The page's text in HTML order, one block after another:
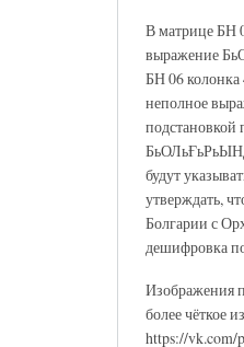
В матрице БН
выражение
БН 06 колонка
неполное
подстановкой
будут
утверждать,
Болгарии с
дешифровка
Изображения
более чёткое
https://vk.com/